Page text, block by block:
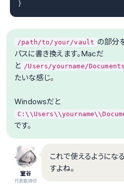
}
/path/to/your/vault の部分
パスに書き換えます。Macだ
と /Users/yourname/
たいな感じ。
Windowsだと
です。
室谷
代表取締役
これで使えるようにな
すよね。